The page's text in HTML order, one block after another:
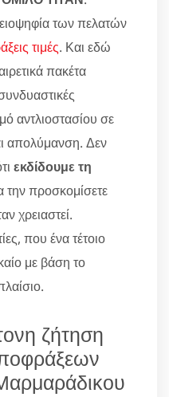
των πελατών
τιμές. Και εδώ
πακέτα
αντλιοστασίου σε
απολύμανση. Δεν
εκδίδουμε τη
την προσκομίσετε
χρειαστεί.
που ένα τέτοιο
με βάση το
ζήτηση